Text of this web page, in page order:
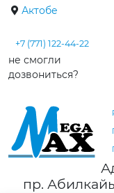
Актобе
+7 (771) 122-44-22
не смогли
дозвониться?
пр.